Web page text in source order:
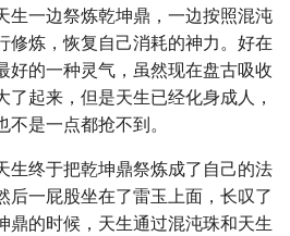
生一边祭炼乾坤鼎，一边按照混沌
修炼，恢复自己消耗的神力。好在
好的一种灵气，虽然现在盘古吸收
起来，但是天生已经化身成人，
是一点都抢不到。
生终于把乾坤鼎祭炼成了自己的法
后一屁股坐在了雷玉上面，长叹了
鼎的时候，天生通过混沌珠和天生